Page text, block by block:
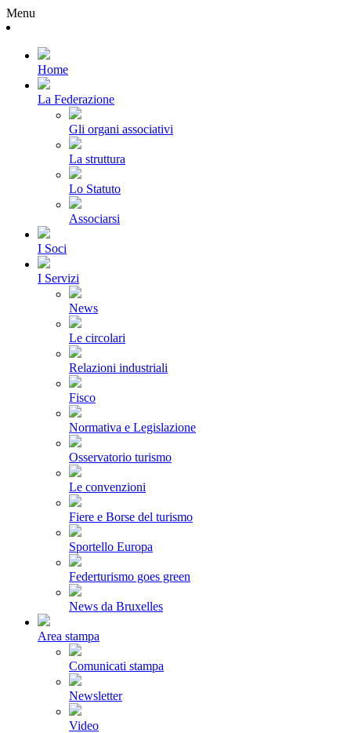
Menu
Home
La Federazione
Gli organi associativi
La struttura
Lo Statuto
Associarsi
I Soci
I Servizi
News
Le circolari
Relazioni industriali
Fisco
Normativa e Legislazione
Osservatorio turismo
Le convenzioni
Fiere e Borse del turismo
Sportello Europa
Federturismo goes green
News da Bruxelles
Area stampa
Comunicati stampa
Newsletter
Video